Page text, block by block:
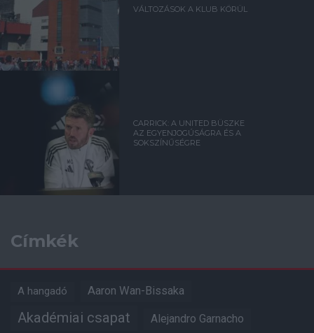
VÁLTOZÁSOK A KLUB KÖRÜL
CARRICK: A UNITED BÜSZKE
AZ EGYENJOGÚSÁGRA ÉS A
SOKSZÍNŰSÉGRE
Címkék
A hangadó Aaron Wan-Bissaka
Akadémiai csapat Alejandro Garnacho